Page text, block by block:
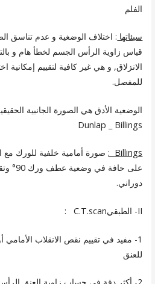
الفلم
سيئاتها : اختلاف الوضغية و عدم تناسق
قياس زاوية الرأس الجسم لخطأ هام و
الانزلاق, و هي غير كافية لتقييم إمكانية
للمفصل.
الوضعية الأدق هي الصورة الجانبية
Dunlap _ Billings
Billings
: صورة أمامية خلفية للورك
دوراني.
II- الطبقيC.T.scan :
1- مفيد في تقييم نقص الانقلاب
للعنق